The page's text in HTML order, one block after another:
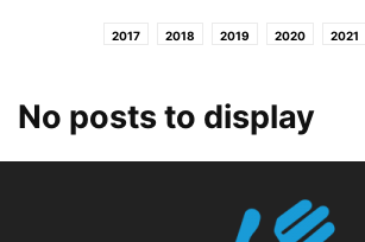
2017 2018 2019 2020 2021
No posts to display